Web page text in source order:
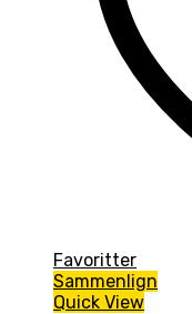
Favoritter
Sammenlign
Quick View